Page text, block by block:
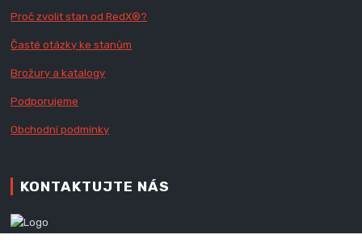
Proč zvolit stan od RedX®?
Časté otázky ke stanům
Brožury a katalogy
Podporujeme
Obchodní podmínky
KONTAKTUJTE NÁS